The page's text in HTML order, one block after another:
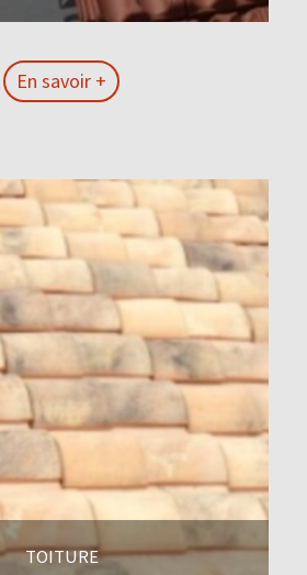
En savoir +
TOITURE